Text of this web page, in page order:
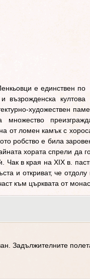
е единствен по
възрожденска култова
художествен
от ломен камък с
робство е била
хората спрели да
Чак в края на XIX в.
и откриват, че
към църквата от
Задължителните